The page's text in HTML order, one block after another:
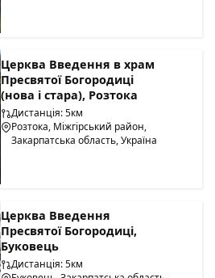
Церква Введення в храм
Пресвятої Богородиці
(нова і стара), Розтока
Дистанція: 5км
Розтока, Міжгірський район,
Закарпатська область, Україна
Церква Введення
Пресвятої Богородиці,
Буковець
Дистанція: 5км